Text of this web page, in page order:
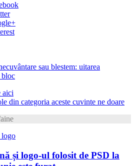
sau blestem: uitarea
bloc
aici
din categoria aceste cuvinte ne doare
și logo-ul folosit de PSD la